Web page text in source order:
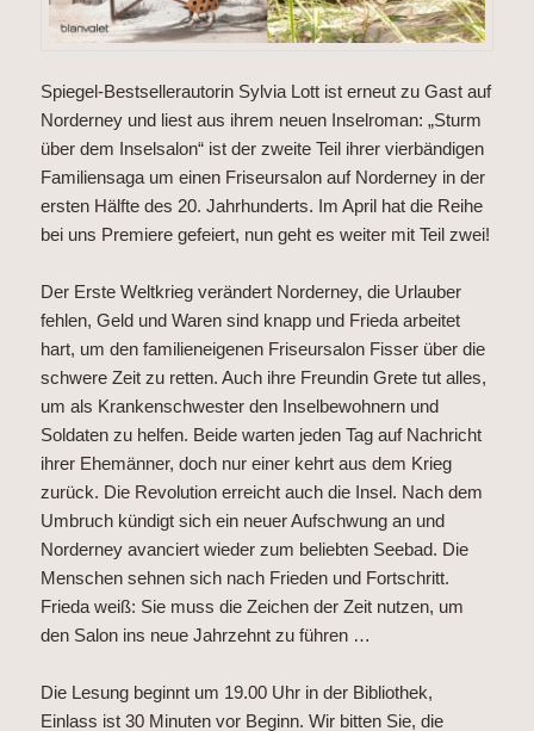
Spiegel-Bestsellerautorin Sylvia Lott ist erneut zu Gast auf
Norderney und liest aus ihrem neuen Inselroman: „Sturm
über dem Inselsalon“ ist der zweite Teil ihrer vierbändigen
Familiensaga um einen Friseursalon auf Norderney in der
ersten Hälfte des 20. Jahrhunderts. Im April hat die Reihe
bei uns Premiere gefeiert, nun geht es weiter mit Teil zwei!
Der Erste Weltkrieg verändert Norderney, die Urlauber
fehlen, Geld und Waren sind knapp und Frieda arbeitet
hart, um den familieneigenen Friseursalon Fisser über die
schwere Zeit zu retten. Auch ihre Freundin Grete tut alles,
um als Krankenschwester den Inselbewohnern und
Soldaten zu helfen. Beide warten jeden Tag auf Nachricht
ihrer Ehemänner, doch nur einer kehrt aus dem Krieg
zurück. Die Revolution erreicht auch die Insel. Nach dem
Umbruch kündigt sich ein neuer Aufschwung an und
Norderney avanciert wieder zum beliebten Seebad. Die
Menschen sehnen sich nach Frieden und Fortschritt.
Frieda weiß: Sie muss die Zeichen der Zeit nutzen, um
den Salon ins neue Jahrzehnt zu führen …
Die Lesung beginnt um 19.00 Uhr in der Bibliothek,
Einlass ist 30 Minuten vor Beginn. Wir bitten Sie, die